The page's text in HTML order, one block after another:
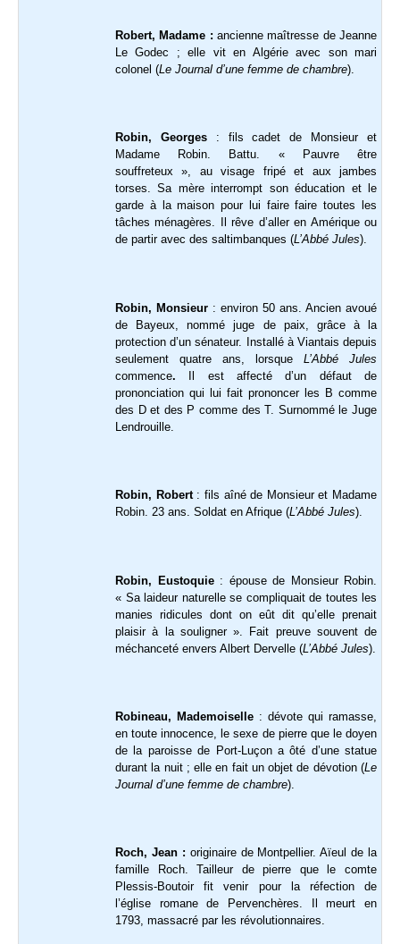
Robert, Madame : ancienne maîtresse de Jeanne
Le Godec ; elle vit en Algérie avec son mari
colonel (Le Journal d’une femme de chambre).
Robin, Georges: fils cadet de Monsieur et
Madame Robin. Battu. « Pauvre être
souffreteux », au visage fripé et aux jambes
torses. Sa mère interrompt son éducation et le
garde à la maison pour lui faire faire toutes les
tâches ménagères. Il rêve d’aller en Amérique ou
de partir avec des saltimbanques (L’Abbé Jules).
Robin, Monsieur : environ 50 ans. Ancien avoué
de Bayeux, nommé juge de paix, grâce à la
protection d’un sénateur. Installé à Viantais depuis
seulement quatre ans, lorsque L’Abbé Jules
commence.
Il est affecté d’un défaut de
prononciation qui lui fait prononcer les B comme
des D et des P comme des T. Surnommé le Juge
Lendrouille.
Robin, Robert: fils aîné de Monsieur et Madame
Robin. 23 ans. Soldat en Afrique (L’Abbé Jules).
Robin, Eustoquie : épouse de Monsieur Robin.
« Sa laideur naturelle se compliquait de toutes les
manies ridicules dont on eût dit qu’elle prenait
plaisir à la souligner ». Fait preuve souvent de
méchanceté envers Albert Dervelle (L’Abbé Jules).
Robineau, Mademoiselle : dévote qui ramasse,
en toute innocence, le sexe de pierre que le doyen
de la paroisse de Port-Luçon a ôté d’une statue
durant la nuit ; elle en fait un objet de dévotion (Le
Journal d’une femme de chambre).
Roch, Jean : originaire de Montpellier. Aïeul de la
famille Roch. Tailleur de pierre que le comte
Plessis-Boutoir fit venir pour la réfection de
l’église romane de Pervenchères. Il meurt en
1793, massacré par les révolutionnaires.